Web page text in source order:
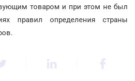
товаром и при этом не был
правил определения страны